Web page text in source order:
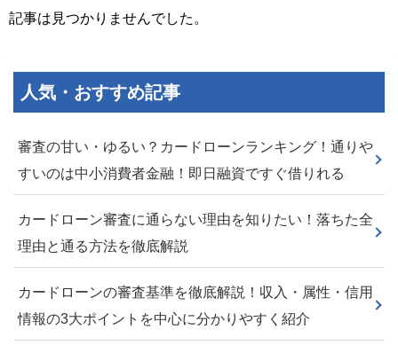
記事は見つかりませんでした。
人気・おすすめ記事
審査の甘い・ゆるい？カードローンランキング！通りや
すいのは中小消費者金融！即日融資ですぐ借りれる
カードローン審査に通らない理由を知りたい！落ちた全
理由と通る方法を徹底解説
カードローンの審査基準を徹底解説！収入・属性・信用
情報の3大ポイントを中心に分かりやすく紹介